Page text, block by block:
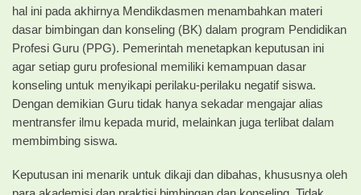
hal ini pada akhirnya Mendikdasmen menambahkan materi
dasar bimbingan dan konseling (BK) dalam program Pendidikan
Profesi Guru (PPG). Pemerintah menetapkan keputusan ini
agar setiap guru profesional memiliki kemampuan dasar
konseling untuk menyikapi perilaku-perilaku negatif siswa.
Dengan demikian Guru tidak hanya sekadar mengajar alias
mentransfer ilmu kepada murid, melainkan juga terlibat dalam
membimbing siswa.
Keputusan ini menarik untuk dikaji dan dibahas, khususnya oleh